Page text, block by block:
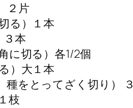
２片
る）１本
３本
に切る）各1/2個
）大１本
種をとってざく切り）
枝